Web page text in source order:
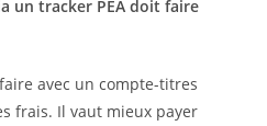
un tracker PEA doit faire
avec un compte-titres
frais. Il vaut mieux payer